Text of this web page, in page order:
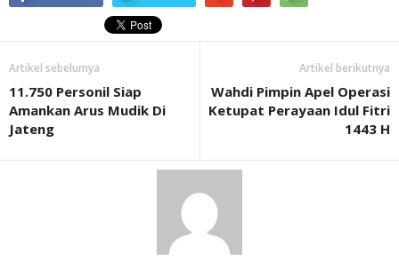
Artikel sebelumya
11.750 Personil Siap
Amankan Arus Mudik Di
Jateng
Artikel berikutnya
Wahdi Pimpin Apel Operasi
Ketupat Perayaan Idul Fitri
1443 H